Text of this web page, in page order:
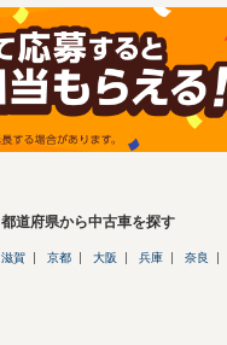
都道府県から中古車を探す
滋賀 京都 大阪 兵庫 奈良